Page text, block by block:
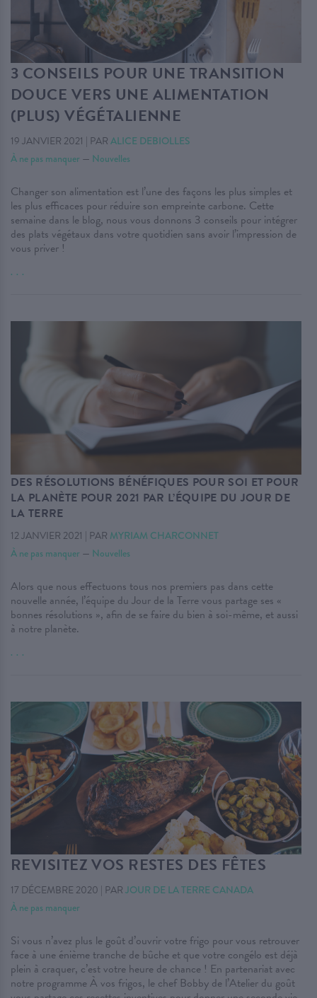
3 CONSEILS POUR UNE TRANSITION
DOUCE VERS UNE ALIMENTATION
(PLUS) VÉGÉTALIENNE
19 JANVIER 2021 | PAR ALICE DEBIOLLES
À ne pas manquer — Nouvelles
Changer son alimentation est l’une des façons les plus simples et
les plus efficaces pour réduire son empreinte carbone. Cette
semaine dans le blog, nous vous donnons 3 conseils pour intégrer
des plats végétaux dans votre quotidien sans avoir l’impression de
vous priver !
. . .
DES RÉSOLUTIONS BÉNÉFIQUES POUR SOI ET POUR
LA PLANÈTE POUR 2021 PAR L’ÉQUIPE DU JOUR DE
LA TERRE
12 JANVIER 2021 | PAR MYRIAM CHARCONNET
À ne pas manquer — Nouvelles
Alors que nous effectuons tous nos premiers pas dans cette
nouvelle année, l’équipe du Jour de la Terre vous partage ses «
bonnes résolutions », afin de se faire du bien à soi-même, et aussi
à notre planète.
. . .
REVISITEZ VOS RESTES DES FÊTES
17 DÉCEMBRE 2020 | PAR JOUR DE LA TERRE CANADA
À ne pas manquer
Si vous n’avez plus le goût d’ouvrir votre frigo pour vous retrouver
face à une énième tranche de bûche et que votre congélo est déjà
plein à craquer, c’est votre heure de chance ! En partenariat avec
notre programme À vos frigos, le chef Bobby de l’Atelier du goût